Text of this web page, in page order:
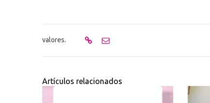
valores.
Artículos relacionados